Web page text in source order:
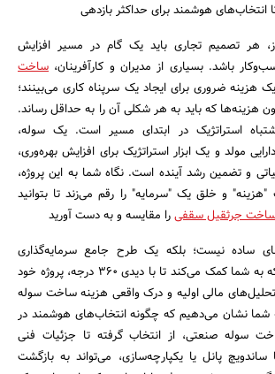
انتخاب‌های هوشمند برای حداکثر بازدهی
هر تصمیم تجاری باید یک گام در مسیر افزایش
باشد. بسیاری از مدیران و کارآفرینان، ساخت
هزینه ضروری برای ایجاد یک سرپناه کاری می‌بینند؛
هزینه‌ها که باید به هر شکلی آن را به حداقل رساند.
استراتژیک در ابتدای مسیر است. یک سوله،
مولد و یک ابزار استراتژیک برای افزایش بهره‌وری،
و تضمین رشد آینده است. نگاه شما به این پروژه،
و خلق یک "سرمایه" را رقم می‌زند تا بتوانید
جرثقیل سقفیرا مقایسه و به دست آورید
ساده نیست؛ بلکه یک طرح جامع سرمایه‌گذاری
(Master Plan) است که به شما کمک می‌کند تا با دیدی ۳۶۰ درجه، پروژه خود
تحلیل‌های مالی اولیه و درک واقعی هزینه ساخت سوله
شما نشان می‌دهیم که چگونه انتخاب‌های هوشمند در
سوله صنعتی، از انتخاب گرفته تا جزئیات فنی
پانل یا یکپارچه‌سازی، می‌تواند به بازگشت